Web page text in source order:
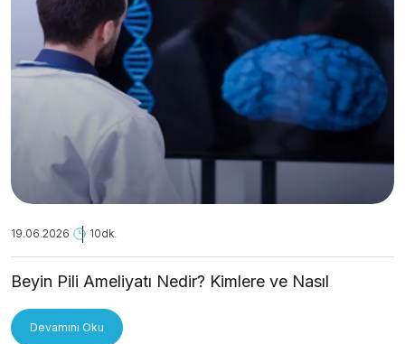
19.06.2026 10dk.
Beyin Pili Ameliyatı Nedir? Kimlere ve Nasıl
Devamını Oku